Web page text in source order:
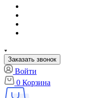
Заказать звонок
Войти
0 Корзина